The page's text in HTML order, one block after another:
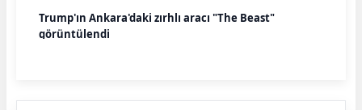
Trump'ın Ankara'daki zırhlı aracı "The Beast"
görüntülendi